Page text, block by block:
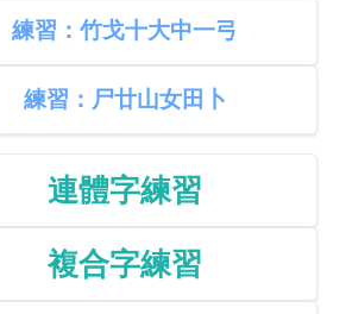
練習：竹戈十大中一弓
練習：尸廿山女田卜
連體字練習
複合字練習